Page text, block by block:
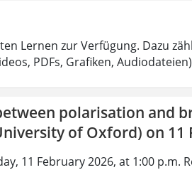
Lernen zur Verfügung. Dazu
PDFs, Grafiken,
polarisation and
of Oxford) on 11
11 February 2026, at 1:00